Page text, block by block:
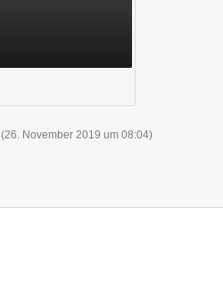
(26. November 2019 um 08:04)